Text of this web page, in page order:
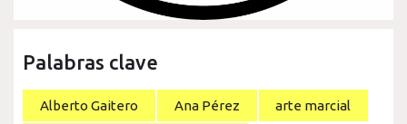
Palabras clave
Alberto Gaitero Ana Pérez arte marcial